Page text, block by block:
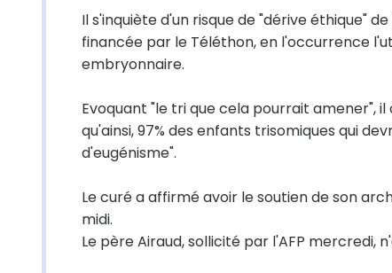
Il s'inquiète d'un risque de "dérive éthique"
financée par le Téléthon, en l'occurrence
embryonnaire.
Evoquant "le tri que cela pourrait amener",
qu'ainsi, 97% des enfants trisomiques qui
d'eugénisme".
Le curé a affirmé avoir le soutien de son
midi.
Le père Airaud, sollicité par l'AFP mercredi,